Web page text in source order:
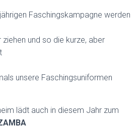
Faschingskampagne werden
und so die kurze, aber
unsere Faschingsuniformen
lädt auch in diesem Jahr zum